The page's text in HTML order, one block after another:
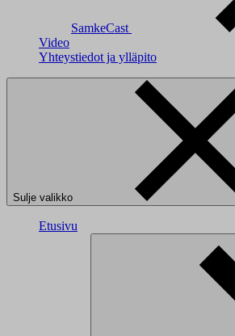
SamkeCast
Video
Yhteystiedot ja ylläpito
Sulje valikko
Etusivu